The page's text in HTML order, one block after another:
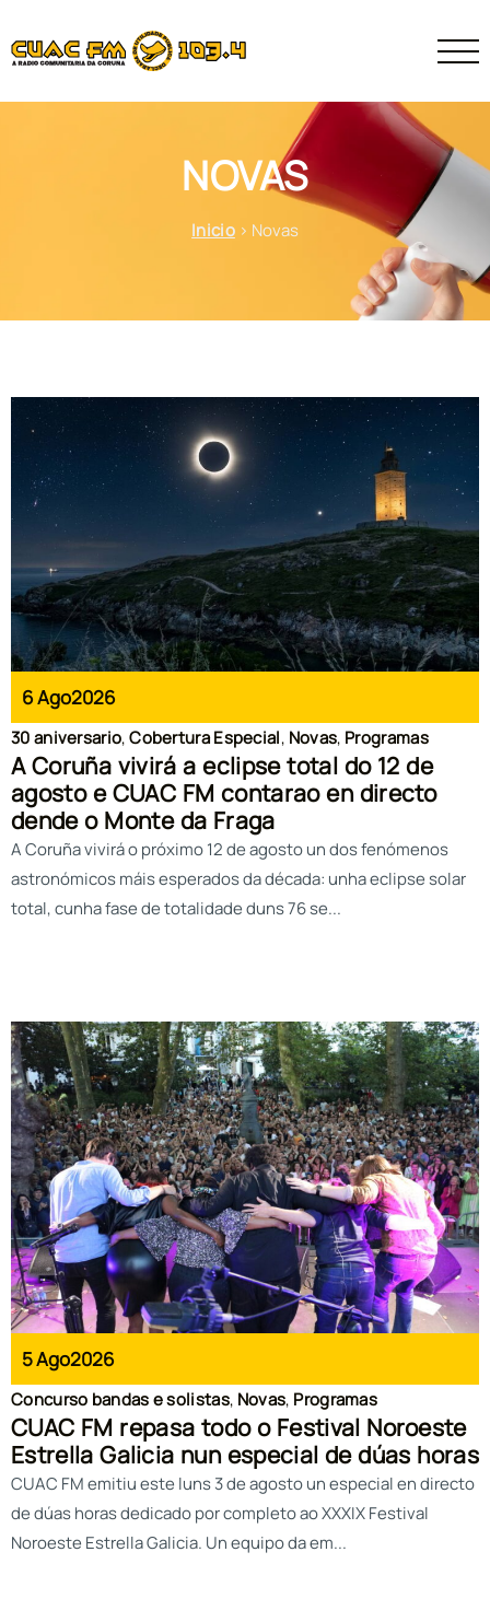
NOVAS
Inicio> Novas
6 Ago2026
30 aniversario,Cobertura Especial, Novas, Programas
A Coruña vivirá a eclipse total do 12 de
agosto e CUAC FM contarao en directo
dende o Monte da Fraga
A Coruña vivirá o próximo 12 de agosto un dos fenómenos
astronómicos máis esperados da década: unha eclipse solar
total, cunha fase de totalidade duns 76 se...
5 Ago2026
Concurso bandas e solistas, Novas, Programas
CUAC FM repasa todo o Festival Noroeste
Estrella Galicia nun especial de dúas horas
CUAC FM emitiu este luns 3 de agosto un especial en directo
de dúas horas dedicado por completo ao XXXIX Festival
Noroeste Estrella Galicia. Un equipo da em...